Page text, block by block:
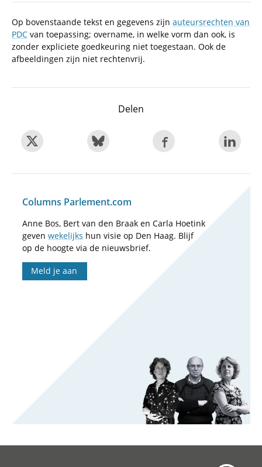
Op bovenstaande tekst en gegevens zijn auteursrechten van
PDC van toepassing; overname, in welke vorm dan ook, is
zonder expliciete goedkeuring niet toegestaan. Ook de
afbeeldingen zijn niet rechtenvrij.
Delen
Columns Parlement.com
Anne Bos, Bert van den Braak en Carla Hoetink
geven wekelijks hun visie op Den Haag. Blijf
op de hoogte via de nieuwsbrief.
Meld je aan